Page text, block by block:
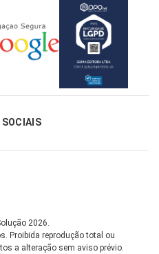
SOCIAIS
2026.
Proibida reprodução total ou
a alteração sem aviso prévio.